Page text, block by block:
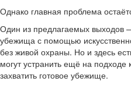
Однако главная проблема
Один из предлагаемых выходов
убежища с помощью
без живой охраны. Но и здесь
могут устранить ещё на подходе
захватить готовое убежище.